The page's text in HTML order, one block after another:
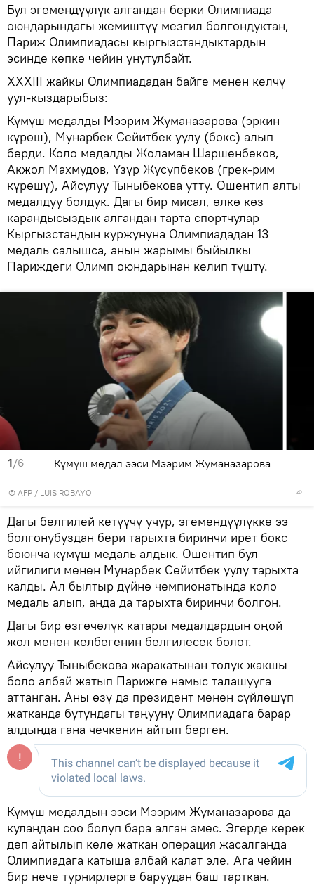
Бул эгемендүүлүк алгандан берки Олимпиада
оюндарындагы жемиштүү мезгил болгондуктан,
Париж Олимпиадасы кыргызстандыктардын
эсинде көпкө чейин унутулбайт.
XXXIII жайкы Олимпиададан байге менен келчү
уул-кыздарыбыз:
Күмүш медалды Мээрим Жуманазарова (эркин
күрөш), Мунарбек Сейитбек уулу (бокс) алып
берди. Коло медалды Жоламан Шаршенбеков,
Акжол Махмудов, Үзүр Жусупбеков (грек-рим
күрөшү), Айсулуу Тыныбекова утту. Ошентип алты
медалдуу болдук. Дагы бир мисал, өлкө көз
карандысыздык алгандан тарта спортчулар
Кыргызстандын куржунуна Олимпиададан 13
медаль салышса, анын жарымы быйылкы
Париждеги Олимп оюндарынан келип түштү.
1/6
© AFP / LUIS ROBAYO
Күмүш медал ээси Мээрим Жуманазарова
Дагы белгилей кетүүчү учур, эгемендүүлүккө ээ
болгонубуздан бери тарыхта биринчи ирет бокс
боюнча күмүш медаль алдык. Ошентип бул
ийгилиги менен Мунарбек Сейитбек уулу тарыхта
калды. Ал былтыр дүйнө чемпионатында коло
медаль алып, анда да тарыхта биринчи болгон.
Дагы бир өзгөчөлүк катары медалдардын оңой
жол менен келбегенин белгилесек болот.
Айсулуу Тыныбекова жаракатынан толук жакшы
боло албай жатып Парижге намыс талашууга
аттанган. Аны өзү да президент менен сүйлөшүп
жатканда бутундагы таңууну Олимпиадага барар
алдында гана чечкенин айтып берген.
Күмүш медалдын ээси Мээрим Жуманазарова да
куландан соо болуп бара алган эмес. Эгерде керек
деп айтылып келе жаткан операция жасалганда
Олимпиадага катыша албай калат эле. Ага чейин
бир нече турнирлерге баруудан баш тарткан.